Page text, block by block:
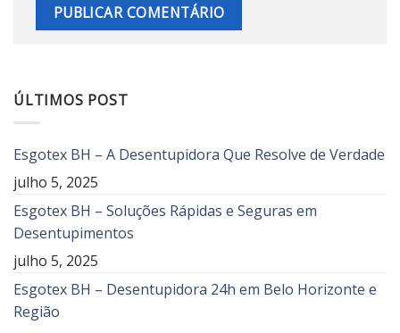
ÚLTIMOS POST
Esgotex BH – A Desentupidora Que Resolve de Verdade
julho 5, 2025
Esgotex BH – Soluções Rápidas e Seguras em
Desentupimentos
julho 5, 2025
Esgotex BH – Desentupidora 24h em Belo Horizonte e
Região